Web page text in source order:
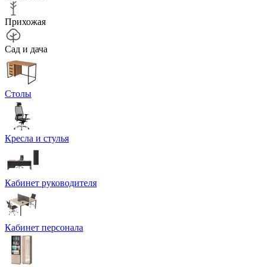
Прихожая
Сад и дача
Столы
Кресла и стулья
Кабинет руководителя
Кабинет персонала